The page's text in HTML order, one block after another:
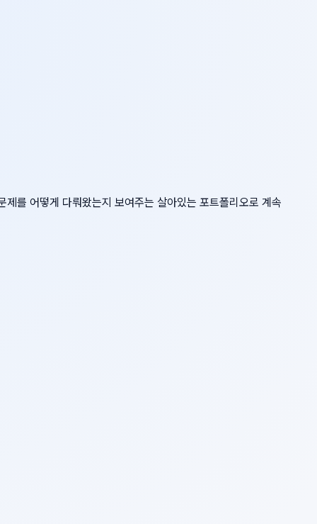
를 어떻게 다뤄왔는지 보여주는 살아있는 포트폴리오로 계속